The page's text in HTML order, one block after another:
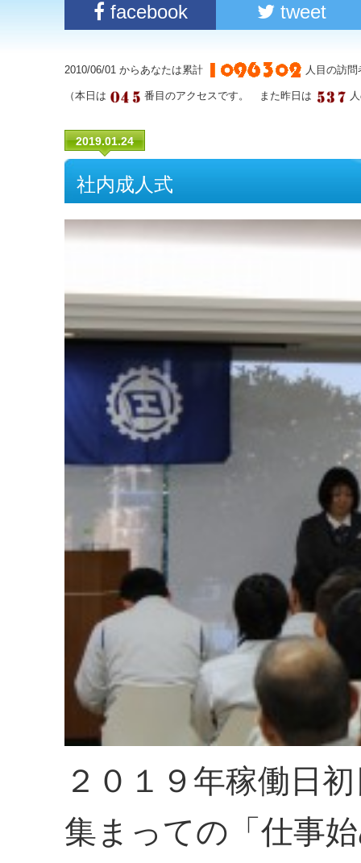
facebook tweet
2010/06/01 からあなたは累計 人目の訪
（本日は 番目のアクセスです。 また昨日は
2019.01.24
社内成人式
２０１９年稼働日
集まっての「仕事